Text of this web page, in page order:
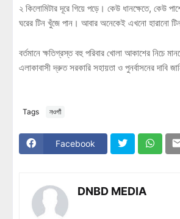
২ কিলোমিটার দূরে গিয়ে পড়ে। কেউ ধানক্ষেতে, কেউ
ঘরের টিন খুঁজে পান। আবার অনেকেই এখনো হারানো
বর্তমানে ক্ষতিগ্রস্ত বহু পরিবার খোলা আকাশের নিচে
এলাকাবাসী দ্রুত সরকারি সহায়তা ও পুনর্বাসনের দাবি
Tags নওগাঁ
Facebook
DNBD MEDIA